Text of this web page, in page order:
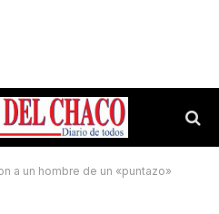
a un hombre de un «puntazo»